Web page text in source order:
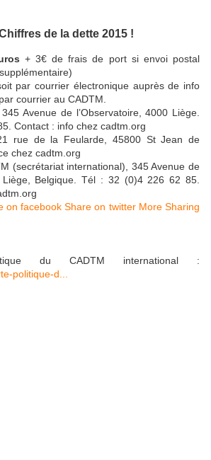
de la dette 2015 !
+ 3€ de frais de port si envoi postal
par courrier électronique auprès de info
courrier au CADTM.
Avenue de l’Observatoire, 4000 Liège.
Contact : info chez cadtm.org
rue de la Feularde, 45800 St Jean de
chez cadtm.org
(secrétariat international), 345 Avenue de
Liège, Belgique. Tél : 32 (0)4 226 62 85.
on facebook Share on twitter More Sharing
du CADTM international :
politique-d...